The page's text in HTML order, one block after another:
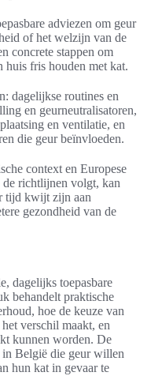
adviezen om geur
of het welzijn van de
concrete stappen om
huis fris houden met kat.
dagelijkse routines en
en geurneutralisatoren,
en ventilatie, en
die geur beïnvloeden.
context en Europese
richtlijnen volgt, kan
tijd kwijt zijn aan
gezondheid van de
dagelijks toepasbare
behandelt praktische
hoe de keuze van
verschil maakt, en
kunnen worden. De
België die geur willen
hun kat in gevaar te